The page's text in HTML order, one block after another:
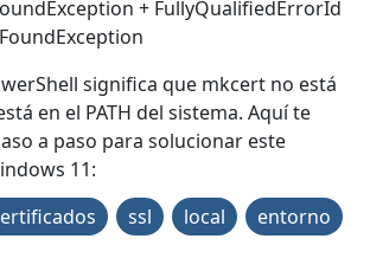
+ FullyQualifiedErrorId
significa que mkcert no está
en el PATH del sistema. Aquí te
a paso para solucionar este
11:
ssl local entorno